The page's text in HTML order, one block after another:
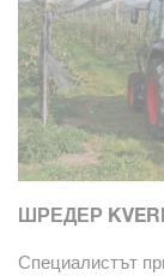
ШРЕДЕР
Специалистът